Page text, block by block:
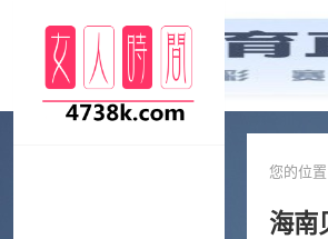
您的位置
海南